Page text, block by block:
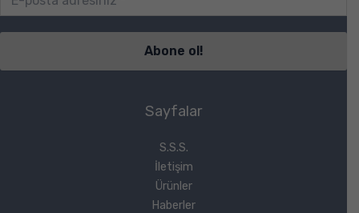
Sayfalar
S.S.S.
İletişim
Ürünler
Haberler